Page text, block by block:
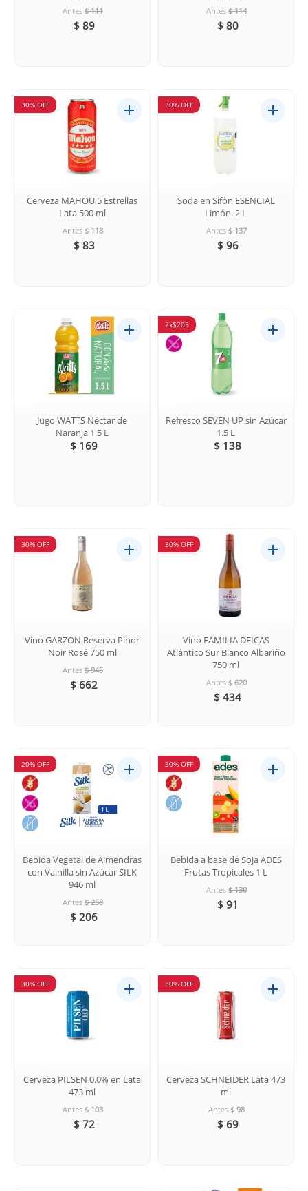
Antes $ 111
$ 89
Antes $ 114
$ 80
30% OFF
Cerveza MAHOU 5 Estrellas
Lata 500 ml
Antes $ 118
$ 83
30% OFF
Soda en Sifón ESENCIAL
Limón. 2 L
Antes $ 137
$ 96
Jugo WATTS Néctar de
Naranja 1.5 L
$ 169
2x$205
Refresco SEVEN UP sin Azúcar
1.5 L
$ 138
30% OFF
Vino GARZON Reserva Pinor
Noir Rosé 750 ml
Antes $ 945
$ 662
30% OFF
Vino FAMILIA DEICAS
Atlántico Sur Blanco Albariño
750 ml
Antes $ 620
$ 434
20% OFF
Bebida Vegetal de Almendras
con Vainilla sin Azúcar SILK
946 ml
Antes $ 258
$ 206
30% OFF
Bebida a base de Soja ADES
Frutas Tropicales 1 L
Antes $ 130
$ 91
30% OFF
Cerveza PILSEN 0.0% en Lata
473 ml
Antes $ 103
$ 72
30% OFF
Cerveza SCHNEIDER Lata 473
ml
Antes $ 98
$ 69